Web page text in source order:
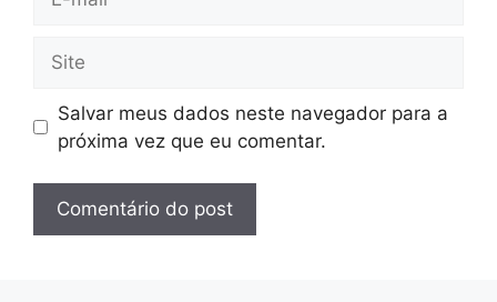
mail
Salvar meus dados neste navegador para a
próxima vez que eu comentar.